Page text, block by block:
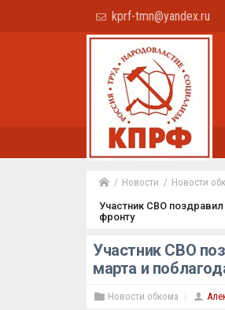
kprf-tmn@yandex.ru
Новости
Новости
Участник СВО
фронту
Участник СВО
марта и
Новости обкома